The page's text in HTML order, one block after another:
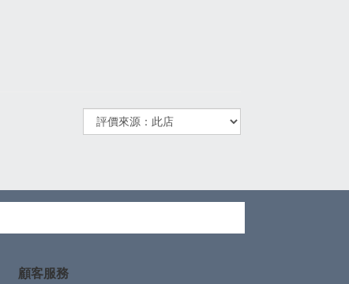
顧客服務